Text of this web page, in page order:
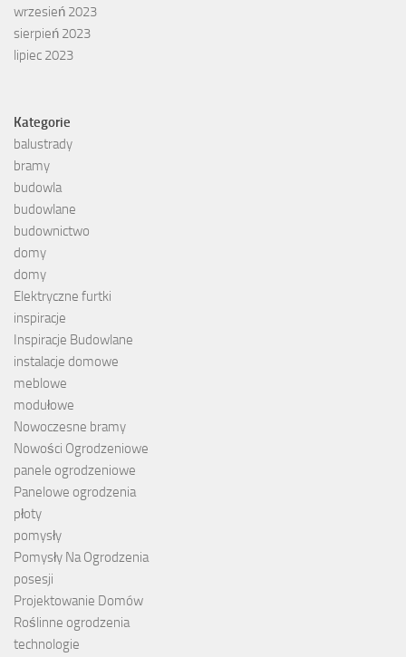
wrzesień 2023
sierpień 2023
lipiec 2023
Kategorie
balustrady
bramy
budowla
budowlane
budownictwo
domy
domy
Elektryczne furtki
inspiracje
Inspiracje Budowlane
instalacje domowe
meblowe
modułowe
Nowoczesne bramy
Nowości Ogrodzeniowe
panele ogrodzeniowe
Panelowe ogrodzenia
płoty
pomysły
Pomysły Na Ogrodzenia
posesji
Projektowanie Domów
Roślinne ogrodzenia
technologie